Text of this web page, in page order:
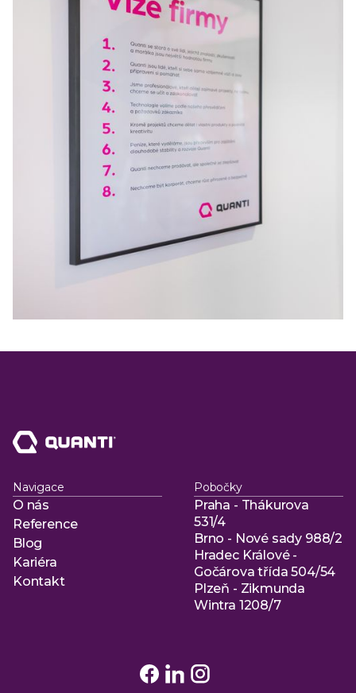
Navigace
O nás
O nás
Reference
Reference
Blog
Blog
Kariéra
Kariéra
Kontakt
Pobočky
Praha - Thákurova
531/4
Brno - Nové sady 988/2
Hradec Králové -
Gočárova třída 504/54
Plzeň - Zikmunda
Wintra 1208/7